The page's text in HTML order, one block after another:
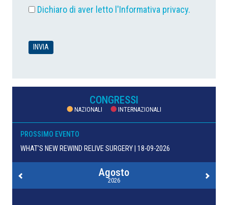
Dichiaro di aver letto l'Informativa privacy.
CONGRESSI
NAZIONALI INTERNAZIONALI
PROSSIMO EVENTO
WHAT’S NEW REWIND RELIVE SURGERY | 18-09-2026
Agosto
2026